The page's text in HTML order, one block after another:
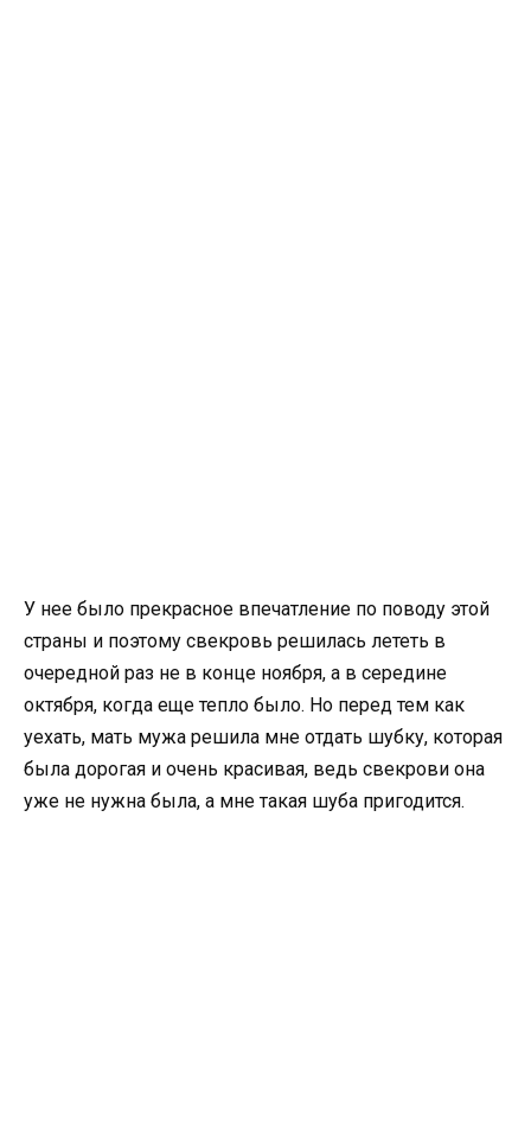
У нее было прекрасное впечатление по поводу этой
страны и поэтому свекровь решилась лететь в
очередной раз не в конце ноября, а в середине
октября, когда еще тепло было. Но перед тем как
уехать, мать мужа решила мне отдать шубку, которая
была дорогая и очень красивая, ведь свекрови она
уже не нужна была, а мне такая шуба пригодится.